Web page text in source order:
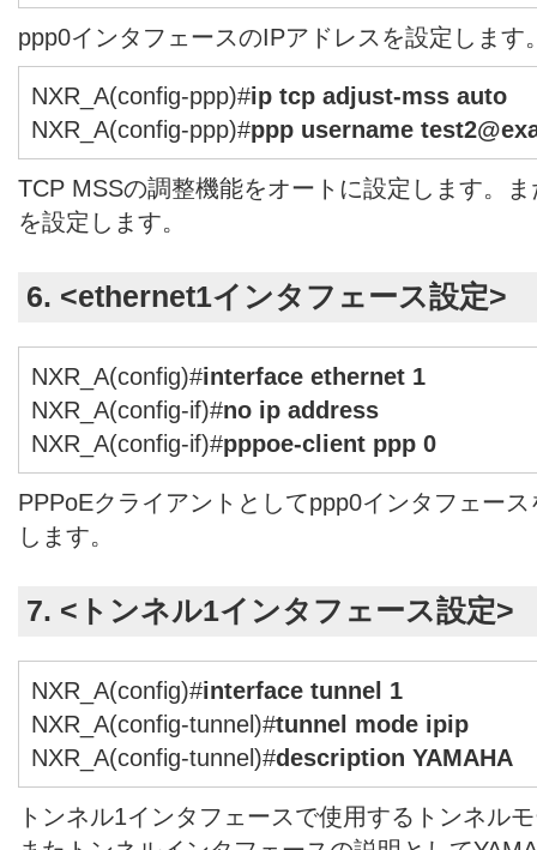
ppp0インタフェースのIPアドレスを設定します
NXR_A(config-ppp)#ip tcp adjust-mss auto
NXR_A(config-ppp)#ppp username
TCP MSSの調整機能をオートに設定します。
を設定します。
6. <ethernet1インタフェース設定>
NXR_A(config)#interface ethernet 1
NXR_A(config-if)#no ip address
NXR_A(config-if)#pppoe-client ppp 0
PPPoEクライアントとしてppp0インタフェー
します。
7. <トンネル1インタフェース設定>
NXR_A(config)#interface tunnel 1
NXR_A(config-tunnel)#tunnel mode ipip
NXR_A(config-tunnel)#description YAMAHA
トンネル1インタフェースで使用するトンネル